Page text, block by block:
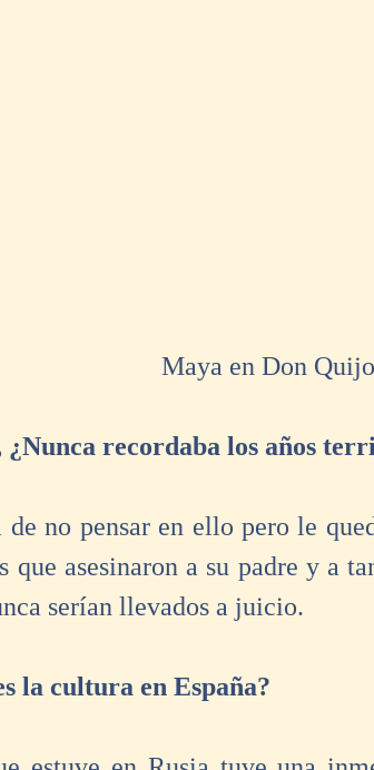
Maya en Don
¿Nunca recordaba los años
no pensar en ello pero le
que asesinaron a su padre y a
serían llevados a juicio.
la cultura en España?